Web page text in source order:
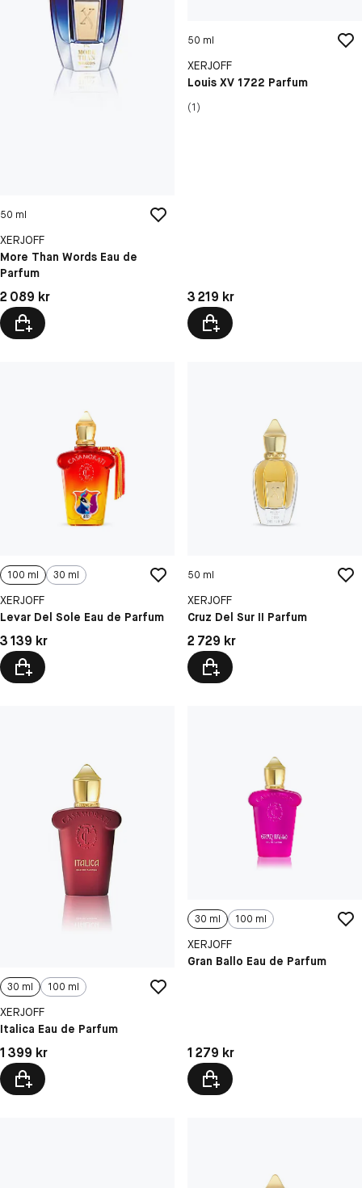
50 ml
XERJOFF
More Than Words Eau de
Parfum
Pris: 2 089 kr
2 089 kr
50 ml
XERJOFF
Louis XV 1722 Parfum
(1)
Pris: 3 219 kr
3 219 kr
100 ml 30 ml
XERJOFF
Levar Del Sole Eau de Parfum
Pris: 3 139 kr
3 139 kr
50 ml
XERJOFF
Cruz Del Sur II Parfum
Pris: 2 729 kr
2 729 kr
30 ml 100 ml
XERJOFF
Italica Eau de Parfum
Pris: 1 399 kr
1 399 kr
30 ml 100 ml
XERJOFF
Gran Ballo Eau de Parfum
Pris: 1 279 kr
1 279 kr